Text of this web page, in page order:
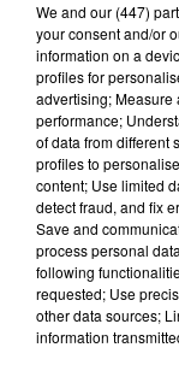
Lecture
100%
100% Radio
We and our (447)
your consent and/or
information on a
profiles for
advertising; Measure
performance;
of data from different
profiles to
content; Use limited
detect fraud, and fix
Save and
process personal
following
requested; Use
other data sources;
information